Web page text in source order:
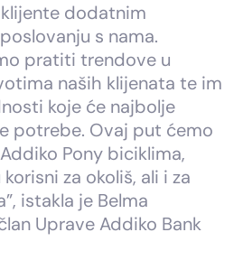
dodatnim
s nama.
pratiti trendove u
naših klijenata te im
koje će najbolje
potrebe. Ovaj put ćemo
Pony biciklima,
za okoliš, ali i za
istakla je Belma
Uprave Addiko Bank